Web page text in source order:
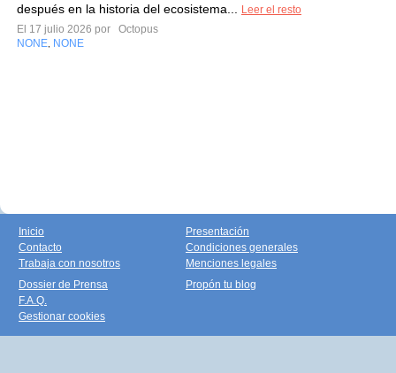
después en la historia del ecosistema...
Leer el resto
El 17 julio 2026 por
Octopus
NONE NONE
Inicio
Contacto
Trabaja con nosotros
Presentación
Condiciones generales
Menciones legales
Dossier de Prensa
F.A.Q.
Gestionar cookies
Propón tu blog